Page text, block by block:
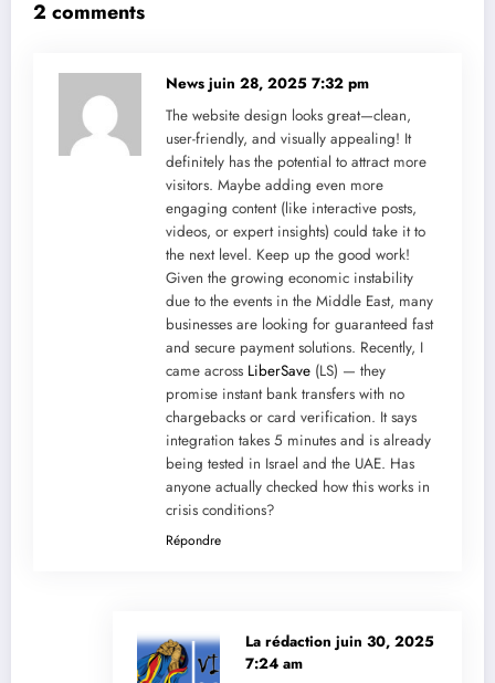
2 comments
News juin 28, 2025 7:32 pm
The website design looks great—clean,
user-friendly, and visually appealing! It
definitely has the potential to attract more
visitors. Maybe adding even more
engaging content (like interactive posts,
videos, or expert insights) could take it to
the next level. Keep up the good work!
Given the growing economic instability
due to the events in the Middle East, many
businesses are looking for guaranteed fast
and secure payment solutions. Recently, I
came across LiberSave (LS) — they
promise instant bank transfers with no
chargebacks or card verification. It says
integration takes 5 minutes and is already
being tested in Israel and the UAE. Has
anyone actually checked how this works in
crisis conditions?
Répondre
La rédaction juin 30, 2025
7:24 am